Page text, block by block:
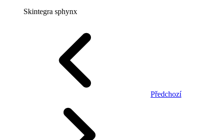
Skintegra sphynx
Předchozí